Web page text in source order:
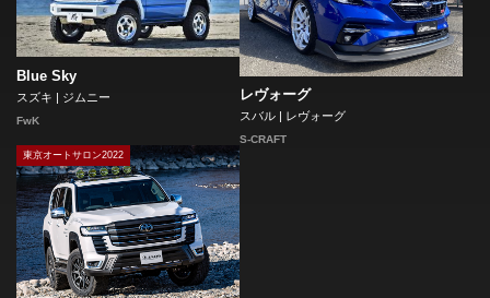
Blue Sky
スズキ | ジムニー
FwK
レヴォーグ
スバル | レヴォーグ
S-CRAFT
東京オートサロン2022